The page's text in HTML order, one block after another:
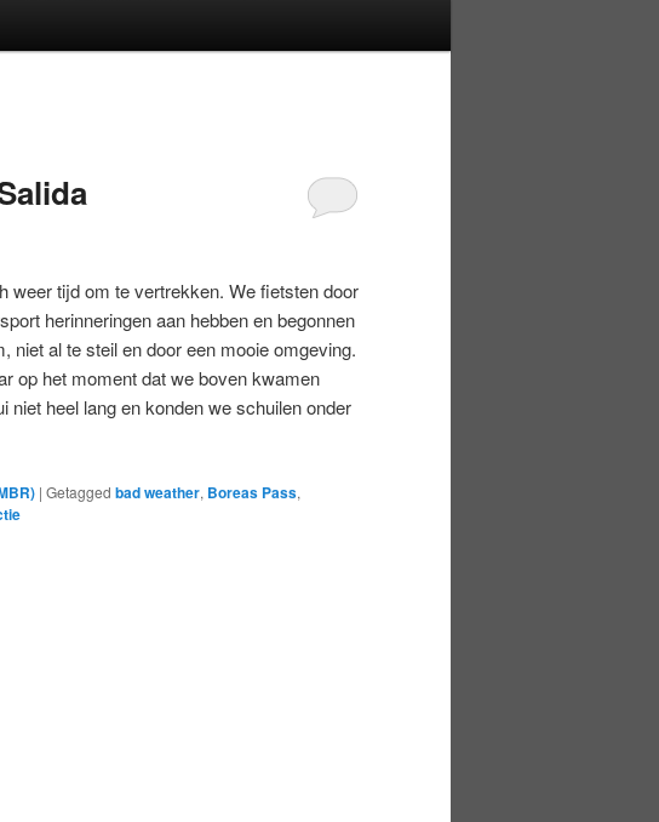
weer tijd om te vertrekken. We fietsten door
herinneringen aan hebben en begonnen
al te steil en door een mooie omgeving.
op het moment dat we boven kwamen
niet heel lang en konden we schuilen onder
| Getagged bad weather, Boreas Pass,